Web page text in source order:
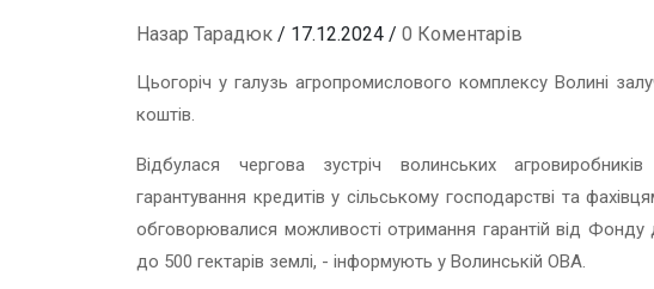
Назар Тарадюк / 17.12.2024 / 0 Коментарів
Цьогоріч у галузь агропромислового комплексу Волині
коштів.
Відбулася чергова зустріч волинських
гарантування кредитів у сільському господарстві та
обговорювалися можливості отримання гарантій від
до 500 гектарів землі, - інформують у Волинській ОВА.